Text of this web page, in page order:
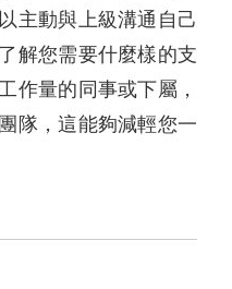
主動與上級溝通自己
解您需要什麼樣的支
作量的同事或下屬，
隊，這能夠減輕您一